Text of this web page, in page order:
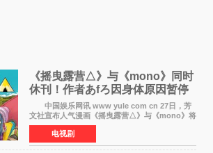
《摇曳露营△》与《mono》同时
休刊！作者あfろ因身体原因暂停
双连载
中国娱乐网讯 www yule com cn 27日，芳
文社宣布人气漫画《摇曳露营△》与《mono》将
暂停连载一段时间，原因是漫画家あfろ身体状况
不佳。 编辑部表示：一直承蒙各位对
《mono》的喜爱，
电视剧